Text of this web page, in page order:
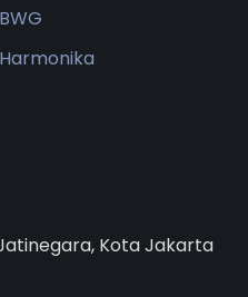
BWG
Harmonika
Kota Jakarta